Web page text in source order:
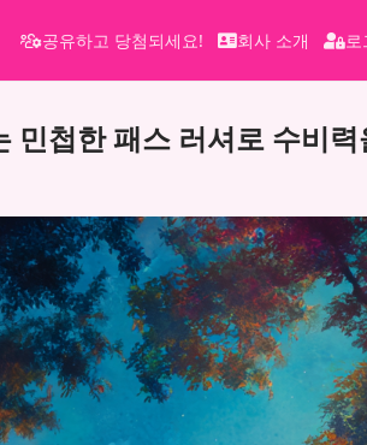
공유하고 당첨되세요! 회사 소개 로
민첩한 패스 러셔로 수비